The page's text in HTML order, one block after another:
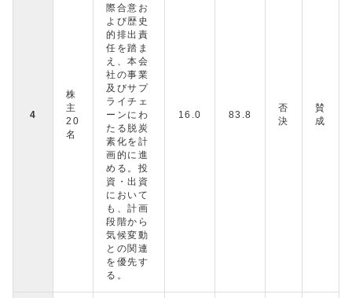
4
株
主
20
名
際合意お
よび歴史
的排出責
任を踏ま
え、本会
社の事業
及びサプ
ライチェ
ーンにわ
たる脱炭
素化を計
画的に進
める。投
資・出資
において
も、計画
段階から
気候変動
との関連
を優先す
る。
16.0 83.8
否
決
賛
成